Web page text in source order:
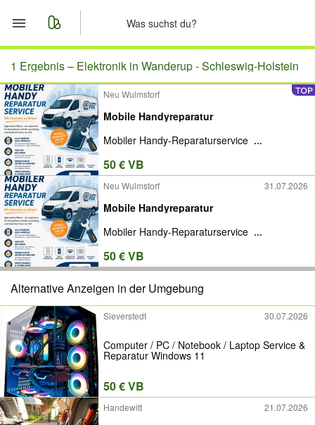
Start
Merkliste
Nachrichten
Anzeige aufgeben
1 Ergebnis – Elektronik in Wanderup - Schleswig-Holstein
Neu Wulmstorf
Mobile Handyreparatur
Mobiler Handy-Reparaturservice ...
50 € VB
Neu Wulmstorf 31.07.2026
Mobile Handyreparatur
Mobiler Handy-Reparaturservice ...
50 € VB
Alternative Anzeigen in der Umgebung
Sieverstedt 30.07.2026
Computer / PC / Notebook / Laptop Service &
Reparatur Windows 11
50 € VB
Handewitt 21.07.2026